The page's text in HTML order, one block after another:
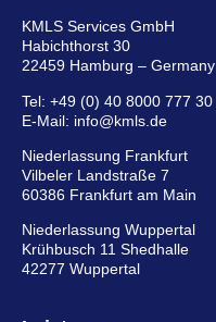
KMLS Services GmbH
Habichthorst 30
22459 Hamburg – Germany
Tel: +49 (0) 40 8000 777 30
E-Mail: info@kmls.de
Niederlassung Frankfurt
Vilbeler Landstraße 7
60386 Frankfurt am Main
Niederlassung Wuppertal
Krühbusch 11 Shedhalle
42277 Wuppertal